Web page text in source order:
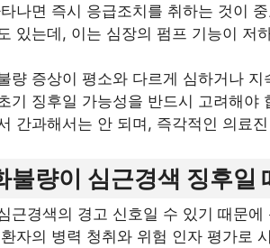
나면 즉시 응급조치를 취하는 것이
있는데, 이는 심장의 펌프 기능이 저
량 증상이 평소와 다르게 심하거나
기 징후일 가능성을 반드시 고려해
간과해서는 안 되며, 즉각적인 의료
불량이 심근경색 징후일
근경색의 경고 신호일 수 있기 때문
자의 병력 청취와 위험 인자 평가로